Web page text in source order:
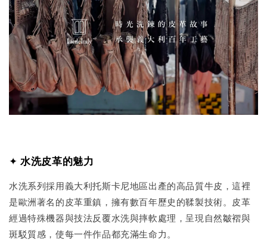
✦ 水洗皮革的魅力
水洗系列採用義大利托斯卡尼地區出產的高品質牛皮，這裡
是歐洲著名的皮革重鎮，擁有數百年歷史的鞣製技術。皮革
經過特殊機器與技法反覆水洗與摔軟處理，呈現自然皺褶與
斑駁質感，使每一件作品都充滿生命力。